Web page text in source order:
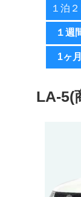
１泊２
１週
1ヶ月
LA-5(